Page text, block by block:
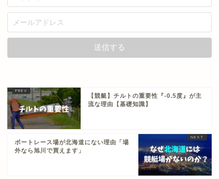
【競艇】チルトの重要性『-0.5度』が主
流な理由【基礎知識】
ボートレース場が北海道にない理由「場
外なら旭川で買えます」